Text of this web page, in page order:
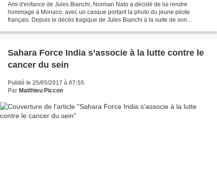
Ami d'enfance de Jules Bianchi, Norman Nato a décidé de lui rendre
hommage à Monaco, avec un casque portant la photo du jeune pilote
français. Depuis le décès tragique de Jules Bianchi à la suite de son
Sahara Force India s’associe à la lutte contre le
cancer du sein
Publié le 25/05/2017 à 07:55
Par Matthieu Piccon